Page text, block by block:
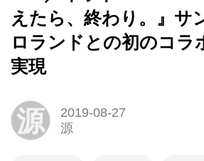
えたら、終わり。』​​​​サ
ロランドとの初のコラ
実現
源
2019-08-27
源